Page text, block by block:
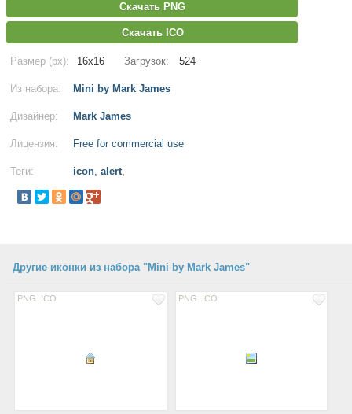
Скачать PNG
Скачать ICO
Размер (px): 16x16 Загрузок: 524
Из набора: Mini by Mark James
Дизайнер: Mark James
Лицензия: Free for commercial use
Теги: icon, alert,
Другие иконки из набора "Mini by Mark James"
PNG ICO PNG ICO